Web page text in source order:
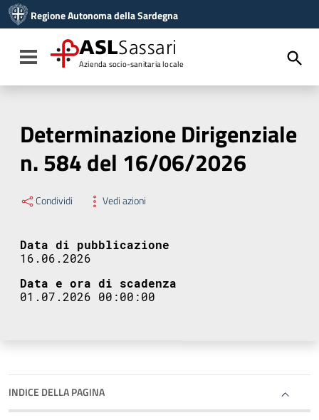
Vai al menu di navigazione
Vai al footer
Regione Autonoma della Sardegna
Toggle navigation
ASLSassari
Azienda socio-sanitaria locale
Determinazione Dirigenziale
n. 584 del 16/06/2026
Condividi Vedi azioni
Data di pubblicazione
16.06.2026
Data e ora di scadenza
01.07.2026 00:00:00
INDICE DELLA PAGINA